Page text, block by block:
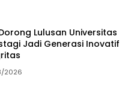
Lulusan Universitas
Jadi Generasi Inovatif
2026